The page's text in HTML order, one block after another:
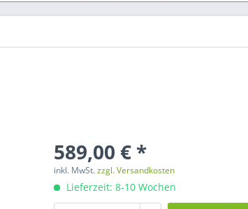
589,00 € *
inkl. MwSt.zzgl. Versandkosten
Lieferzeit: 8-10 Wochen